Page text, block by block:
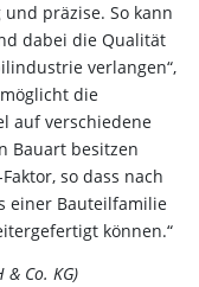
präzise. So kann
dabei die Qualität
verlangen“,
die
auf verschiedene
Bauart besitzen
so dass nach
einer Bauteilfamilie
können.“
& Co. KG)